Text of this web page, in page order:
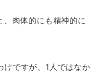
、肉体的にも精神的に
ですが、1人ではなか